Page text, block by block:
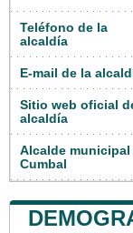
Teléfono de la
alcaldía
E-mail de la
Sitio web oficial
alcaldía
Alcalde municipal
Cumbal